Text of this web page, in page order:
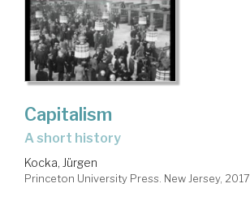
Capitalism
a short history
Kocka, Jürgen
Princeton University Press. New Jersey, 2017